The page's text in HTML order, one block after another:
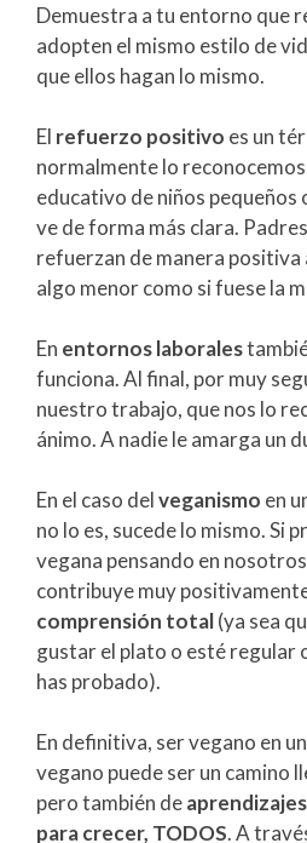
Demuestra a tu entorno que
adopten el mismo estilo de
que ellos hagan lo mismo.
El refuerzo positivo es un
normalmente lo
educativo de niños pequeños
ve de forma más clara.
refuerzan de manera positiva
algo menor como si fuese la
En entornos laborales
funciona. Al final, por muy
nuestro trabajo, que nos lo
ánimo. A nadie le amarga un
En el caso delveganismo en
no lo es, sucede lo mismo. Si
vegana pensando en
contribuye muy
comprensión total(ya sea
gustar el plato o esté regular
has probado).
En definitiva, ser vegano en
vegano puede ser un camino
pero también de
para crecer, TODOS. A